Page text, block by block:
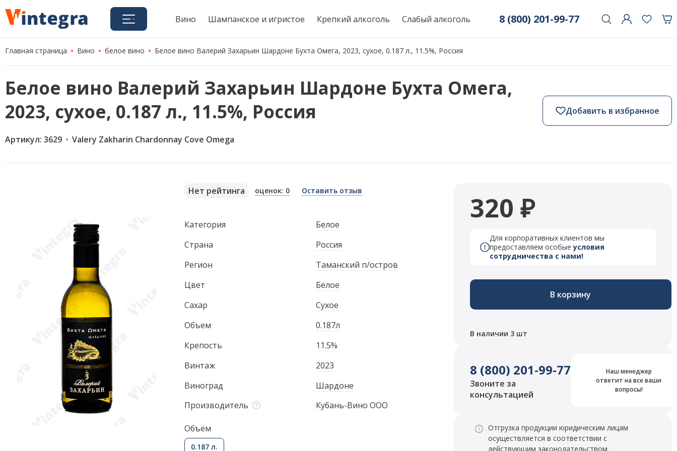
Вино Шампанское и игристое Крепкий алкоголь Слабый алкоголь 8 (800) 201-99-77
Главная страница Вино белое вино Белое вино Валерий Захарьин Шардоне Бухта Омега, 2023, сухое, 0.187 л., 11.5%, Россия
Белое вино Валерий Захарьин Шардоне Бухта Омега,
2023, сухое, 0.187 л., 11.5%, Россия
Артикул: 3629 Valery Zakharin Chardonnay Cove Omega
Добавить в избранное
Нет рейтинга оценок: 0 Оставить отзыв
Категория
Белое
Страна
Россия
Регион
Таманский п/остров
Цвет
Белое
Сахар
Сухое
Объем
0.187л
Крепость
11.5%
Винтаж
2023
Виноград
Шардоне
Производитель
Кубань-Вино ООО
Объём
0.187 л.
320 ₽
Для корпоративных клиентов мы
предоставляем особыеусловия
сотрудничества с нами!
В корзину
В наличии 3 шт
8 (800) 201-99-77
Звоните за
консультацией
Наш менеджер
ответит на все ваши
вопросы!
Отгрузка продукции юридическим лицам
осуществляется в соответствии с
действующим законодательством.